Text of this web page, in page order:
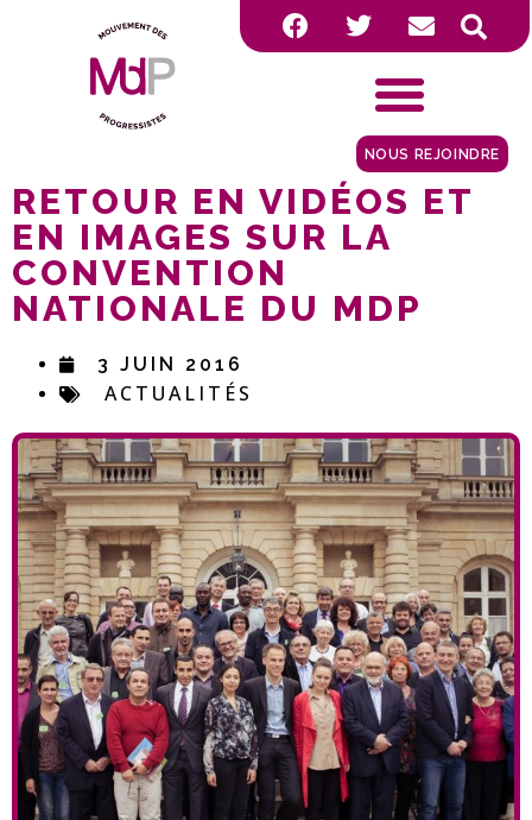
NOUS REJOINDRE
RETOUR EN VIDÉOS ET
EN IMAGES SUR LA
CONVENTION
NATIONALE DU MDP
3 JUIN 2016
ACTUALITÉS